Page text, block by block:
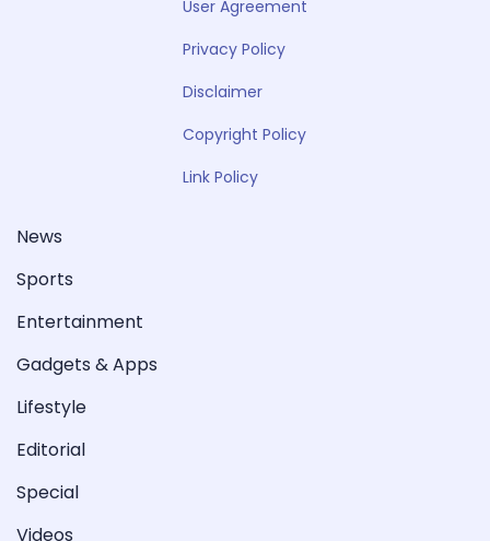
User Agreement
Privacy Policy
Disclaimer
Copyright Policy
Link Policy
News
Sports
Entertainment
Gadgets & Apps
Lifestyle
Editorial
Special
Videos